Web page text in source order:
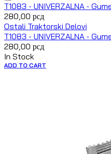
T1083 - UNIVERZALNA -
280,00 рсд
Ostali Traktorski Delovi
T1083 - UNIVERZALNA -
280,00 рсд
In Stock
ADD TO CART